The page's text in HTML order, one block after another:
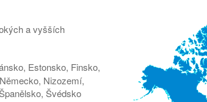
a vyšších
Estonsko, Finsko,
Nizozemí,
Švédsko